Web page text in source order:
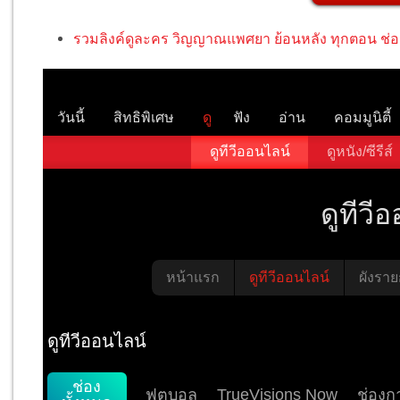
รวมลิงค์ดูละคร วิญญาณแพศยา ย้อนหลัง ทุกตอน ช่อ